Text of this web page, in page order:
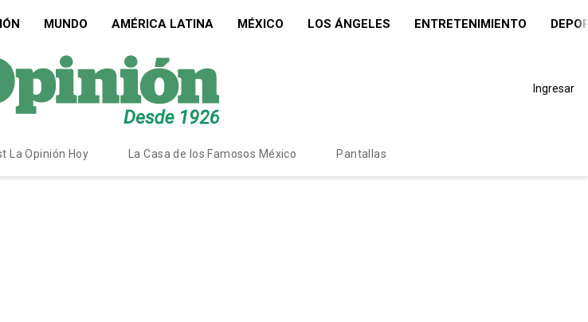
MUNDO AMÉRICA LATINA MÉXICO LOS ÁNGELES ENTRETENIMIENTO
Ingresar
La Opinión Hoy La Casa de los Famosos México Pantallas